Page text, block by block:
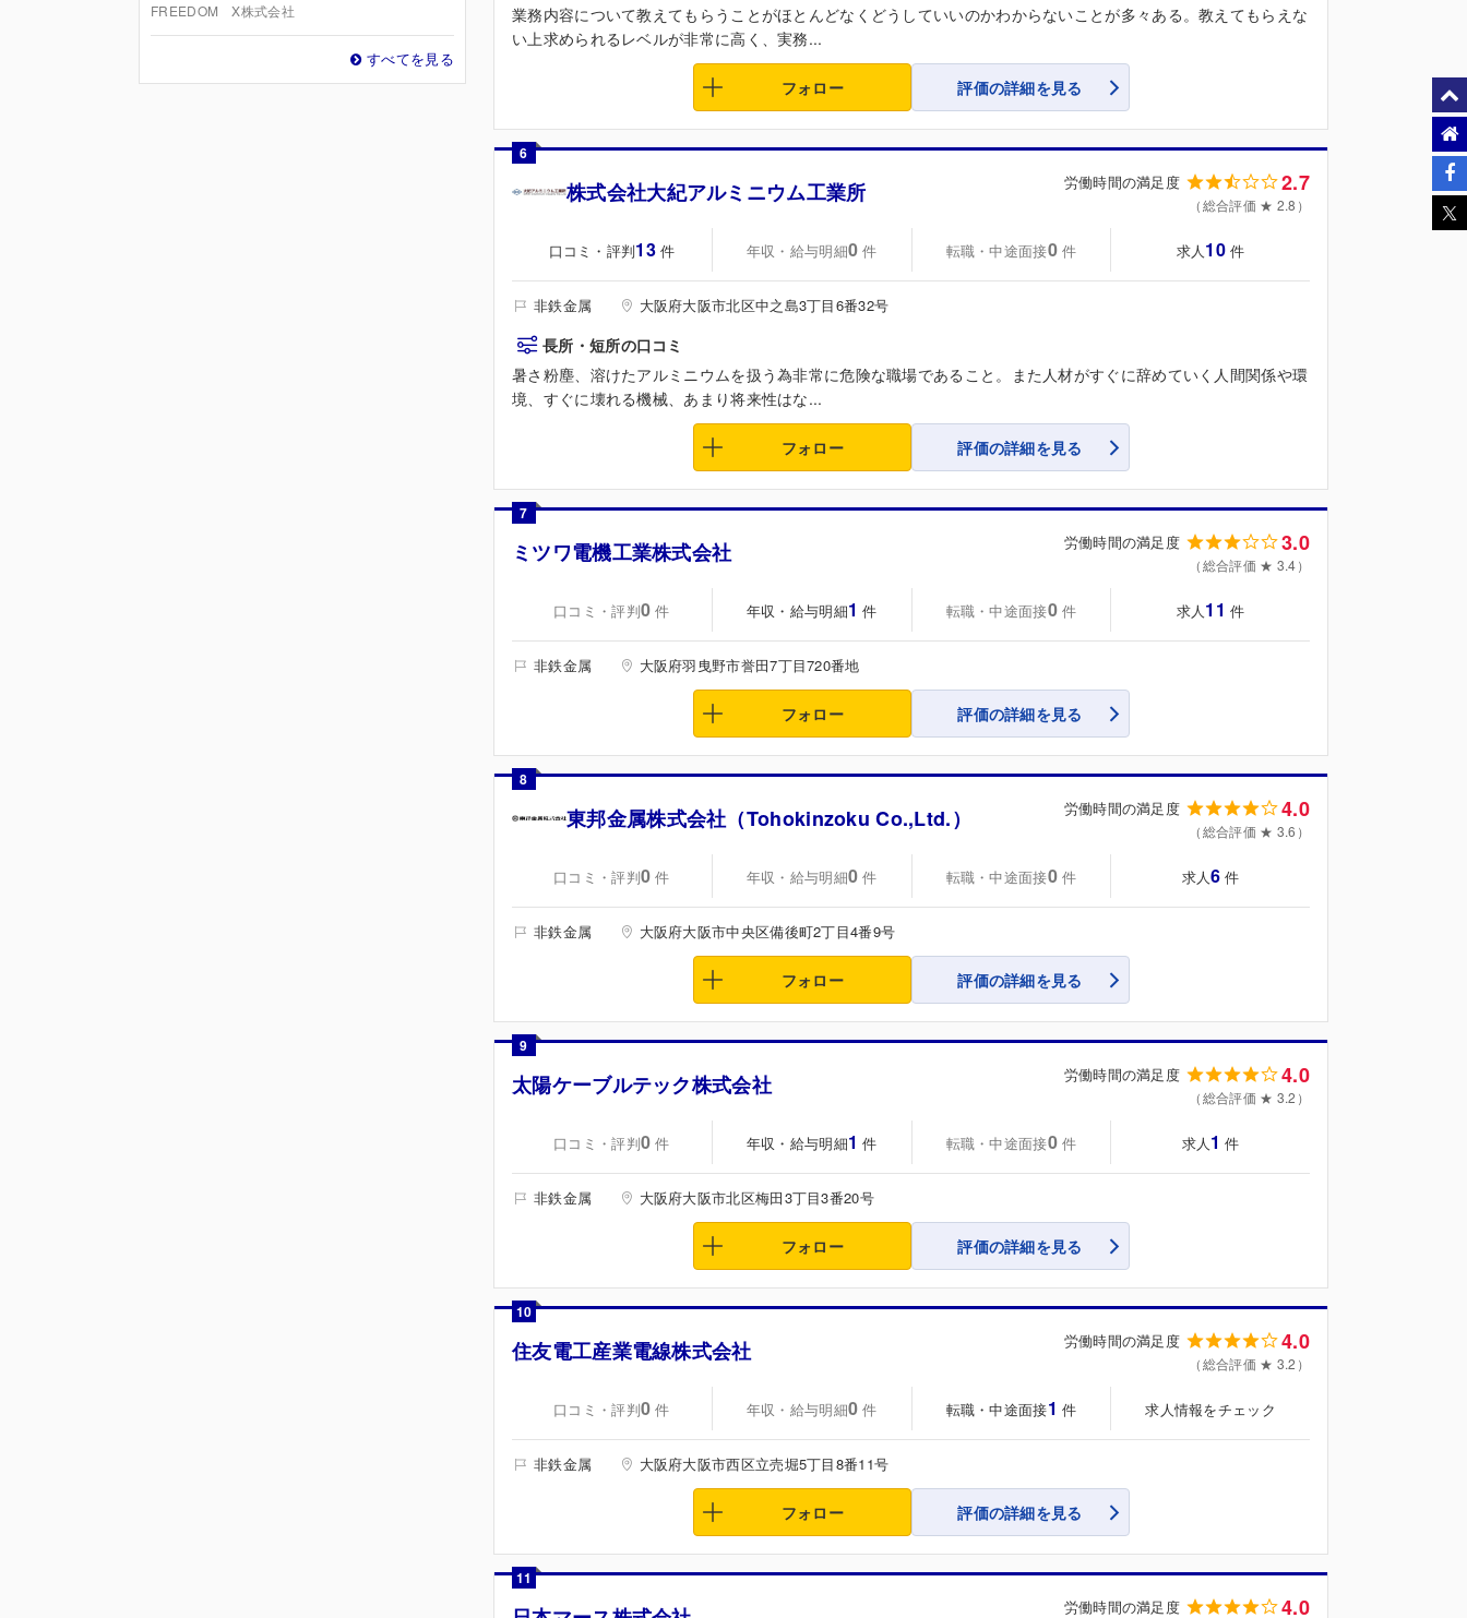
業務内容について教えてもらうことがほとんどなくどうしていいのかわからないことが多々ある。教えてもらえな
い上求められるレベルが非常に高く、実務...
フォロー 評価の詳細を見る
6
株式会社大紀アルミニウム工業所 労働時間の満足度 2.7
（総合評価 ★ 2.8）
口コミ・評判13 件 年収・給与明細0 件 転職・中途面接0 件 求人 10 件
非鉄金属 大阪府大阪市北区中之島3丁目6番32号
長所・短所の口コミ
暑さ粉塵、溶けたアルミニウムを扱う為非常に危険な職場であること。また人材がすぐに辞めていく人間関係や環
境、すぐに壊れる機械、あまり将来性はな...
フォロー 評価の詳細を見る
7
ミツワ電機工業株式会社 労働時間の満足度 3.0
（総合評価 ★ 3.4）
口コミ・評判0 件 年収・給与明細1 件 転職・中途面接0 件 求人 11 件
非鉄金属 大阪府羽曳野市誉田7丁目720番地
フォロー 評価の詳細を見る
8
東邦金属株式会社（Tohokinzoku Co.,Ltd.） 労働時間の満足度 4.0
（総合評価 ★ 3.6）
口コミ・評判0 件 年収・給与明細0 件 転職・中途面接0 件 求人6 件
非鉄金属 大阪府大阪市中央区備後町2丁目4番9号
フォロー 評価の詳細を見る
9
太陽ケーブルテック株式会社 労働時間の満足度 4.0
（総合評価 ★ 3.2）
口コミ・評判0 件 年収・給与明細1 件 転職・中途面接0 件 求人 1 件
非鉄金属 大阪府大阪市北区梅田3丁目3番20号
フォロー 評価の詳細を見る
10
住友電工産業電線株式会社 労働時間の満足度 4.0
（総合評価 ★ 3.2）
口コミ・評判0 件 年収・給与明細0 件 転職・中途面接1 件 求人情報をチェック
非鉄金属 大阪府大阪市西区立売堀5丁目8番11号
フォロー 評価の詳細を見る
11
労働時間の満足度 4.0
FREEDOM X株式会社
すべてを見る